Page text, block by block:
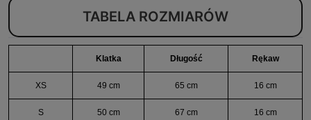
TABELA ROZMIARÓW
Klatka Długość Rękaw
XS 49 cm 65 cm 16 cm
S 50 cm 67 cm 16 cm